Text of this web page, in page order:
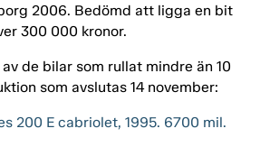
2006. Bedömd att ligga en bit
300 000 kronor.
de bilar som rullat mindre än 10
som avslutas 14 november:
200 E cabriolet, 1995. 6700 mil.